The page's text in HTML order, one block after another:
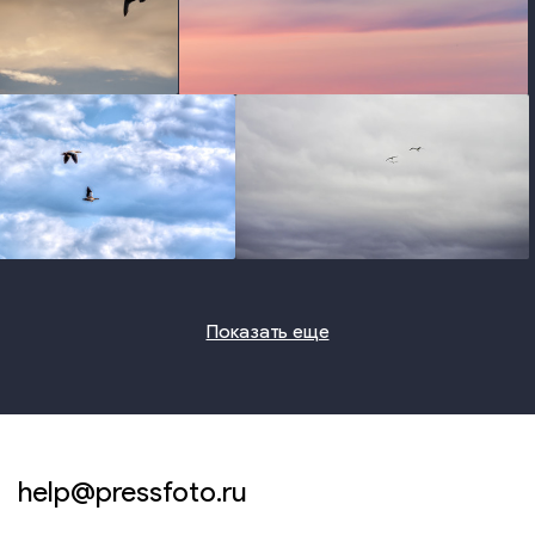
photo photo
photo photo
Показать еще
help@pressfoto.ru